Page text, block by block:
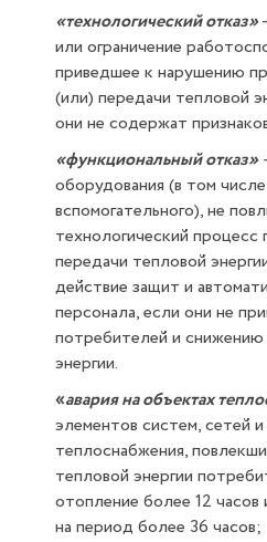
«технологический отказ»
или ограничение
приведшее к нарушению
(или) передачи тепловой
они не содержат
«функциональный отказ»
оборудования (в том
вспомогательного), не
технологический процесс
передачи тепловой
действие защит и
персонала, если они не
потребителей и снижению
энергии.
«авария на объектах
элементов систем, сетей
теплоснабжения,
тепловой энергии
отопление более 12
на период более 36 часов;